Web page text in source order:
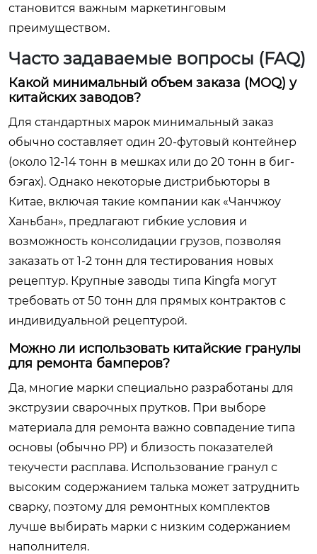
становится важным маркетинговым
преимуществом.
Часто задаваемые вопросы (FAQ)
Какой минимальный объем заказа (MOQ) у
китайских заводов?
Для стандартных марок минимальный заказ
обычно составляет один 20-футовый контейнер
(около 12-14 тонн в мешках или до 20 тонн в биг-
бэгах). Однако некоторые дистрибьюторы в
Китае, включая такие компании как «Чанчжоу
Ханьбан», предлагают гибкие условия и
возможность консолидации грузов, позволяя
заказать от 1-2 тонн для тестирования новых
рецептур. Крупные заводы типа Kingfa могут
требовать от 50 тонн для прямых контрактов с
индивидуальной рецептурой.
Можно ли использовать китайские гранулы
для ремонта бамперов?
Да, многие марки специально разработаны для
экструзии сварочных прутков. При выборе
материала для ремонта важно совпадение типа
основы (обычно PP) и близость показателей
текучести расплава. Использование гранул с
высоким содержанием талька может затруднить
сварку, поэтому для ремонтных комплектов
лучше выбирать марки с низким содержанием
наполнителя.